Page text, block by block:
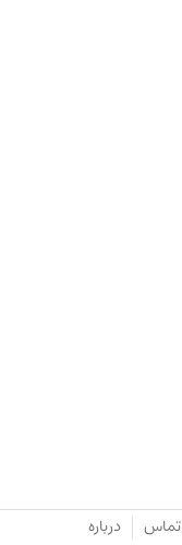
تماس درباره